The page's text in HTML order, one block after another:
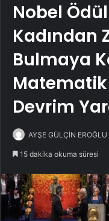
Nobel
Kadından
Bulmaya
Devrim
AYŞE GÜLÇİN EROĞLU
15 dakika okuma süresi